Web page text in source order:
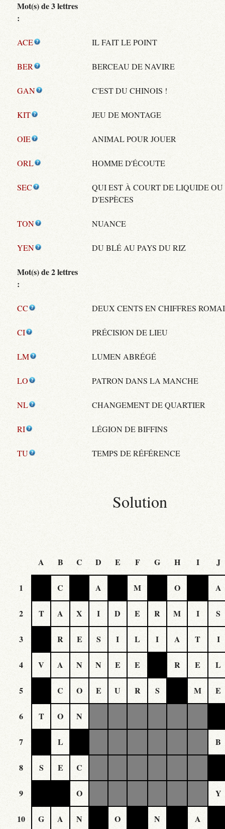
Mot(s) de 3 lettres
:
ACE IL FAIT LE POINT
BER BERCEAU DE NAVIRE
GAN C'EST DU CHINOIS !
KIT JEU DE MONTAGE
OIE ANIMAL POUR JOUER
ORL HOMME D'ÉCOUTE
SEC
QUI EST À COURT DE LIQUIDE
D'ESPÈCES
TON NUANCE
YEN DU BLÉ AU PAYS DU RIZ
Mot(s) de 2 lettres
:
CC DEUX CENTS EN CHIFFRES
CI PRÉCISION DE LIEU
LM LUMEN ABRÉGÉ
LO PATRON DANS LA MANCHE
NL CHANGEMENT DE QUARTIER
RI LÉGION DE BIFFINS
TU TEMPS DE RÉFÉRENCE
Solution
A B C D E F G H I J
1 C A M O A
2 T A X I D E R M I S
3 R E S I L I A T I
4 V A N N E E R E L
5 C O E U R S M E
6 T O N
7 L B
8 S E C
9 O Y
10 G A N O N A